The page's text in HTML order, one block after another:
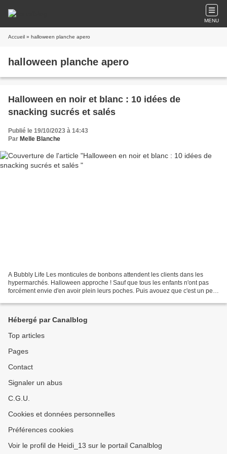
MENU
Accueil » halloween planche apero
halloween planche apero
Halloween en noir et blanc : 10 idées de
snacking sucrés et salés
Publié le 19/10/2023 à 14:43
Par Melle Blanche
A Bubbly Life Les monticules de bonbons attendent les clients dans les
hypermarchés. Halloween approche ! Sauf que tous les enfants n'ont pas
forcément envie d'en avoir plein leurs poches. Puis avouez que c'est un peu
Hébergé par Canalblog
Top articles
Pages
Contact
Signaler un abus
C.G.U.
Cookies et données personnelles
Préférences cookies
Voir le profil de Heidi_13 sur le portail Canalblog